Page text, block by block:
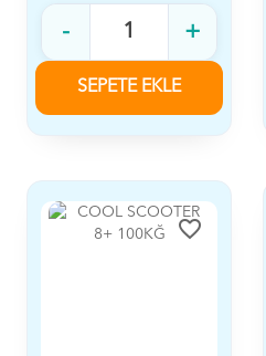
- +
SEPETE EKLE
favorite_border